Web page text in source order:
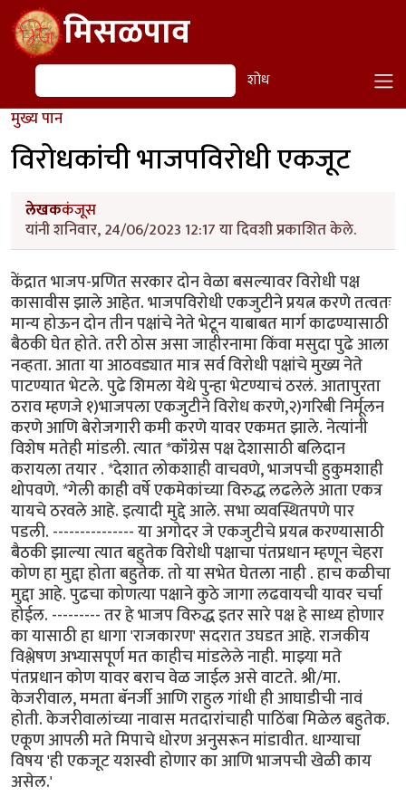
Skip to main contentमिसळपाव
शोध शोध
मुख्य पान
विरोधकांची भाजपविरोधी एकजूट
लेखककंजूस
यांनी शनिवार, 24/06/2023 12:17 या दिवशी प्रकाशित केले.
केंद्रात भाजप-प्रणित सरकार दोन वेळा बसल्यावर विरोधी पक्ष
कासावीस झाले आहेत. भाजपविरोधी एकजुटीने प्रयत्न करणे तत्वतः
मान्य होऊन दोन तीन पक्षांचे नेते भेटून याबाबत मार्ग काढण्यासाठी
बैठकी घेत होते. तरी ठोस असा जाहीरनामा किंवा मसुदा पुढे आला
नव्हता. आता या आठवड्यात मात्र सर्व विरोधी पक्षांचे मुख्य नेते
पाटण्यात भेटले. पुढे शिमला येथे पुन्हा भेटण्याचं ठरलं. आतापुरता
ठराव म्हणजे १)भाजपला एकजुटीने विरोध करणे,२)गरिबी निर्मूलन
करणे आणि बेरोजगारी कमी करणे यावर एकमत झाले. नेत्यांनी
विशेष मतेही मांडली. त्यात *कॉंग्रेस पक्ष देशासाठी बलिदान
करायला तयार . *देशात लोकशाही वाचवणे, भाजपची हुकुमशाही
थोपवणे. *गेली काही वर्षे एकमेकांच्या विरुद्ध लढलेले आता एकत्र
यायचे ठरवले आहे. इत्यादी मुद्दे आले. सभा व्यवस्थितपणे पार
पडली. --------------- या अगोदर जे एकजुटीचे प्रयत्न करण्यासाठी
बैठकी झाल्या त्यात बहुतेक विरोधी पक्षाचा पंतप्रधान म्हणून चेहरा
कोण हा मुद्दा होता बहुतेक. तो या सभेत घेतला नाही . हाच कळीचा
मुद्दा आहे. पुढचा कोणत्या पक्षाने कुठे जागा लढवायची यावर चर्चा
होईल. --------- तर हे भाजप विरुद्ध इतर सारे पक्ष हे साध्य होणार
का यासाठी हा धागा 'राजकारण' सदरात उघडत आहे. राजकीय
विश्लेषण अभ्यासपूर्ण मत काहीच मांडलेले नाही. माझ्या मते
पंतप्रधान कोण यावर बराच वेळ जाईल असे वाटते. श्री/मा.
केजरीवाल, ममता बॅनर्जी आणि राहुल गांधी ही आघाडीची नावं
होती. केजरीवालांच्या नावास मतदारांचाही पाठिंबा मिळेल बहुतेक.
एकूण आपली मते मिपाचे धोरण अनुसरून मांडावीत. धाग्याचा
विषय 'ही एकजूट यशस्वी होणार का आणि भाजपची खेळी काय
असेल.'